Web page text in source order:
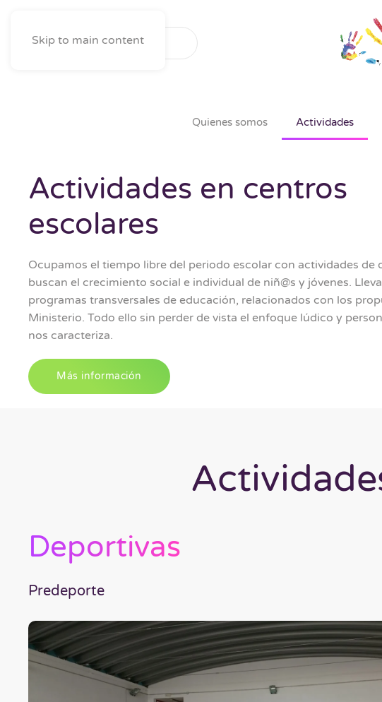
Skip to main content
Quienes somos Actividades
Actividades en centros
escolares
Ocupamos el tiempo libre del periodo escolar con actividades de
buscan el crecimiento social e individual de niñ@s y jóvenes.
programas transversales de educación, relacionados con los
Ministerio. Todo ello sin perder de vista el enfoque lúdico y
nos caracteriza.
Más información
Deportivas
Predeporte